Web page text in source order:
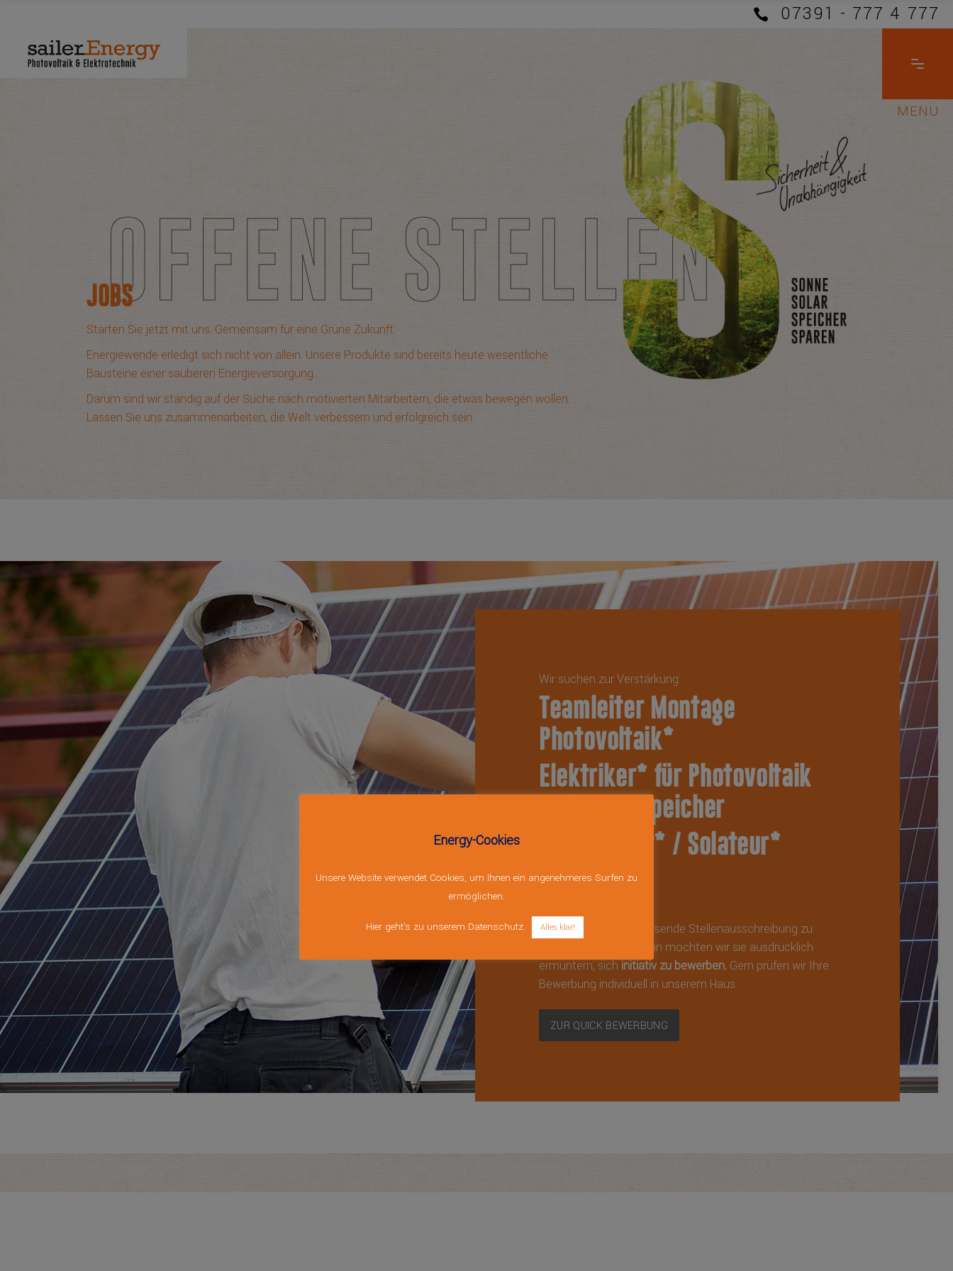
07391 - 777 4 777
JOBS
Starten Sie jetzt mit uns. Gemeinsam für eine Grüne Zukunft.
Energiewende erledigt sich nicht von allein. Unsere Produkte sind bereits heute wesentliche
Bausteine einer sauberen Energieversorgung.
Darum sind wir ständig auf der Suche nach motivierten Mitarbeitern, die etwas bewegen wollen.
Lassen Sie uns zusammenarbeiten, die Welt verbessern und erfolgreich sein.
OFFENE STELLEN
Wir suchen zur Verstärkung:
Teamleiter Montage
Photovoltaik*
Elektriker* für Photovoltaik
und Stromspeicher
Dachdecker* / Solateur*
Wenn Sie nicht die passende Stellenausschreibung zu
Ihrem Profil finden, dann möchten wir sie ausdrücklich
ermuntern, sich initiativ zu bewerben. Gern prüfen wir Ihre
Bewerbung individuell in unserem Haus.
ZUR QUICK BEWERBUNG
Energy-Cookies
Unsere Website verwendet Cookies, um Ihnen ein angenehmeres Surfen zu
ermöglichen.
Hier geht's zu unserem Datenschutz. Alles klar!